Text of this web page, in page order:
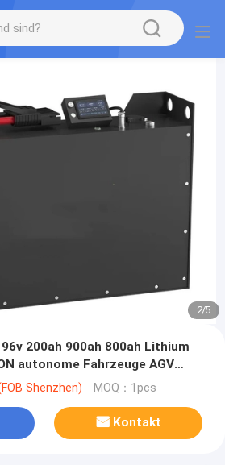
2/5
96v 200ah 900ah 800ah Lithium
autonome Fahrzeuge AGV
Shenzhen) MOQ：1pcs
Kontakt